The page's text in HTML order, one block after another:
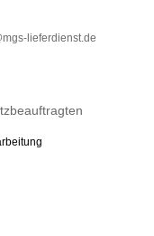
lieferdienst.de